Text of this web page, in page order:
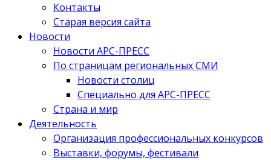
Контакты
Старая версия сайта
Новости
Новости АРС-ПРЕСС
По страницам региональных СМИ
Новости столиц
Специально для АРС-ПРЕСС
Страна и мир
Деятельность
Организация профессиональных конкурсов
Выставки, форумы, фестивали